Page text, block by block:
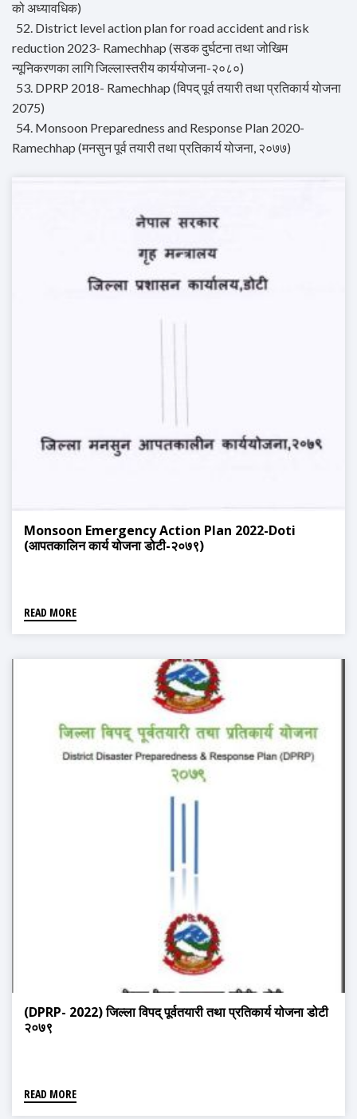
को अध्यावधिक)
52. District level action plan for road accident and risk
reduction 2023- Ramechhap (सडक दुर्घटना तथा जोखिम
न्यूनिकरणका लागि जिल्लास्तरीय कार्ययोजना-२०८०)
53. DPRP 2018- Ramechhap (विपद् पूर्व तयारी तथा प्रतिकार्य योजना
2075)
54. Monsoon Preparedness and Response Plan 2020-
Ramechhap (मनसुन पूर्व तयारी तथा प्रतिकार्य योजना, २०७७)
Monsoon Emergency Action Plan 2022-Doti
(आपतकालिन कार्य योजना डोटी-२०७९)
READ MORE
(DPRP- 2022) जिल्ला विपद् पूर्वतयारी तथा प्रतिकार्य योजना डोटी
२०७९
READ MORE